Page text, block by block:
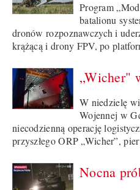
Program
batalionu
dronów rozpoznawczych i
krążącą i drony FPV, po
„Wicher"
W niedzielę
Wojennej w
niecodzienną operację
przyszłego ORP „Wicher”,
Nocna